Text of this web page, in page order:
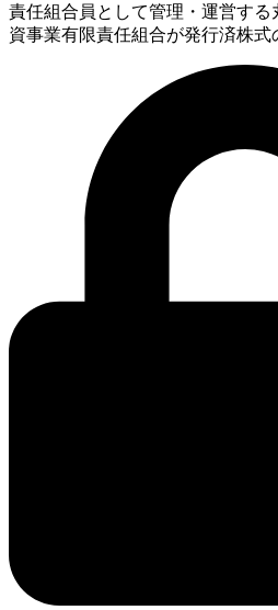
責任組合員として管理・運営す
資事業有限責任組合が発行済株式